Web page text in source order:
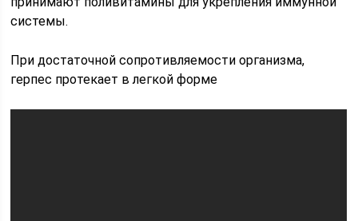
системы.
При достаточной сопротивляемости организма,
герпес протекает в легкой форме